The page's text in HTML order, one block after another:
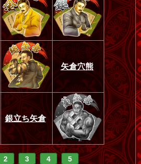
矢倉穴熊
銀立ち矢倉
2 3 4 5